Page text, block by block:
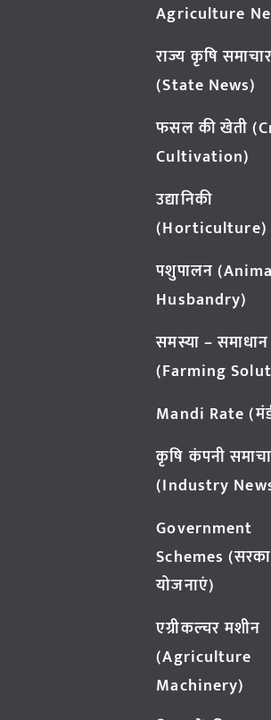
Agriculture
राज्य कृषि समाचार
(State News)
फसल की खेती
Cultivation)
उद्यानिकी
(Horticulture)
पशुपालन
Husbandry)
समस्या – समाधान
(Farming
Mandi Rate
कृषि कंपनी
(Industry
Government
Schemes
योजनाएं)
एग्रीकल्चर मशीन
(Agriculture
Machinery)